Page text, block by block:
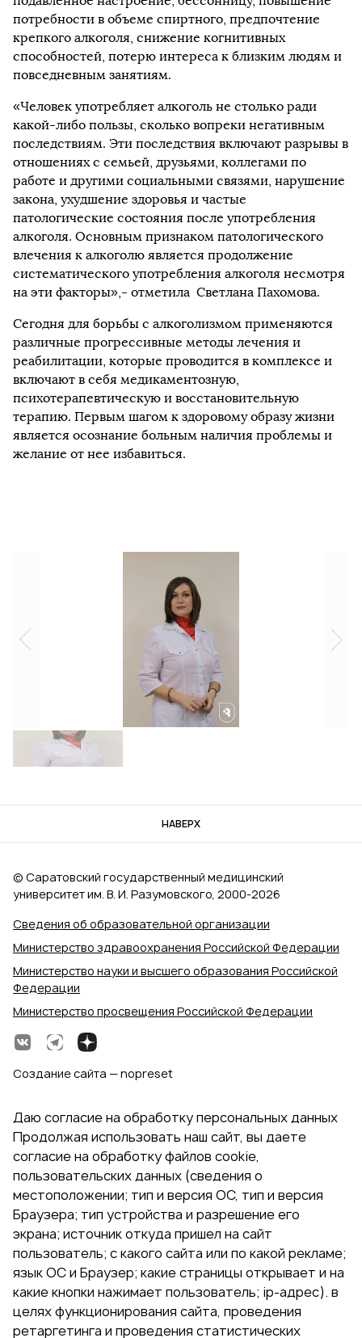
потребности в объеме спиртного, предпочтение
крепкого алкоголя, снижение когнитивных
способностей, потерю интереса к близким людям и
повседневным занятиям.
«Человек употребляет алкоголь не столько ради
какой-либо пользы, сколько вопреки негативным
последствиям. Эти последствия включают разрывы в
отношениях с семьей, друзьями, коллегами по
работе и другими социальными связями, нарушение
закона, ухудшение здоровья и частые
патологические состояния после употребления
алкоголя. Основным признаком патологического
влечения к алкоголю является продолжение
систематического употребления алкоголя несмотря
на эти факторы»,- отметила Светлана Пахомова.
Сегодня для борьбы с алкоголизмом применяются
различные прогрессивные методы лечения и
реабилитации, которые проводится в комплексе и
включают в себя медикаментозную,
психотерапевтическую и восстановительную
терапию. Первым шагом к здоровому образу жизни
является осознание больным наличия проблемы и
желание от нее избавиться.
НАВЕРХ
Сведения об образовательной организации
Министерство здравоохранения Российской Федерации
Министерство науки и высшего образования Российской
Федерации
Министерство просвещения Российской Федерации
© Саратовский государственный медицинский
университет им. В. И. Разумовского, 2000‑2026
Создание сайта — nopreset
Даю согласие на обработку персональных данных
Продолжая использовать наш сайт, вы даете
согласие на обработку файлов cookie,
пользовательских данных (сведения о
местоположении; тип и версия ОС, тип и версия
Браузера; тип устройства и разрешение его
экрана; источник откуда пришел на сайт
пользователь; с какого сайта или по какой рекламе;
язык ОС и Браузер; какие страницы открывает и на
какие кнопки нажимает пользователь; ip-адрес). в
целях функционирования сайта, проведения
ретаргетинга и проведения статистических